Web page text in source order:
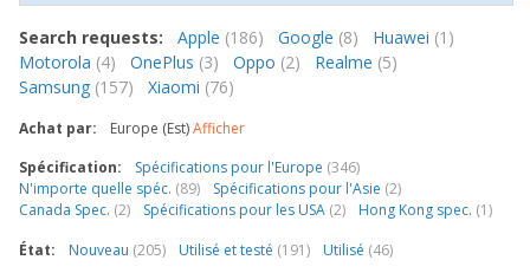
Search requests: Apple (186) Google (8) Huawei (1)
Motorola (4) OnePlus (3) Oppo (2) Realme (5)
Samsung (157) Xiaomi (76)
Achat par: Europe (Est)Afficher
Spécification:
Spécifications pour l'Europe (346)
N'importe quelle spéc. (89) Spécifications pour l'Asie (2)
Canada Spec. (2) Spécifications pour les USA (2) Hong Kong spec. (1)
État:
Nouveau (205) Utilisé et testé (191) Utilisé (46)